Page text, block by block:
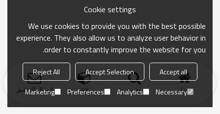
منزل بحث فئة ارسال التحقيق
Cookie settings
We use cookies to provide you with the best possible
experience. They also allow us to analyze user behavior in
order to constantly improve the website for you.
Accept all
Accept Selection
Reject All
Necessary
Analytics
Preferences
Marketing